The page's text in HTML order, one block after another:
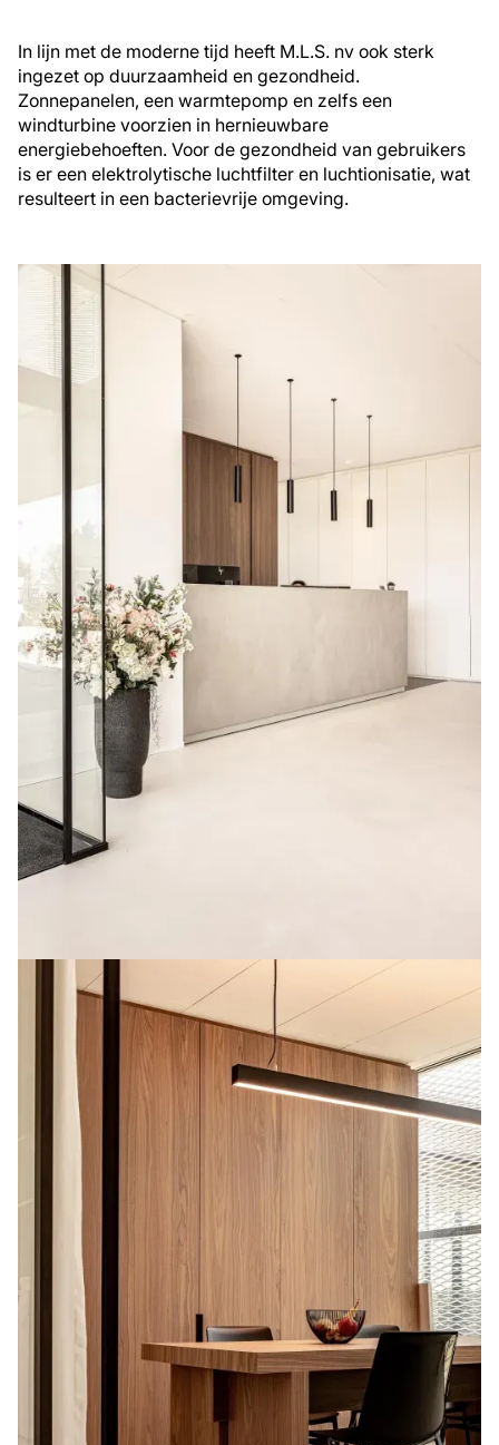
In lijn met de moderne tijd heeft M.L.S. nv ook sterk
ingezet op duurzaamheid en gezondheid.
Zonnepanelen, een warmtepomp en zelfs een
windturbine voorzien in hernieuwbare
energiebehoeften. Voor de gezondheid van gebruikers
is er een elektrolytische luchtfilter en luchtionisatie, wat
resulteert in een bacterievrije omgeving.